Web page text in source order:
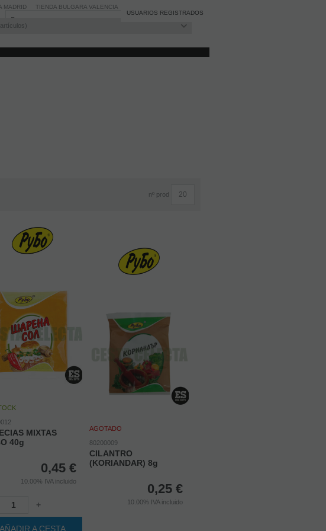
Registro/Iniciar sesión
artículos
USUARIOS REGISTRADOS
MADRID TIENDA BULGARA VALENCIA
nº prod
MIXTAS
40g
0,45 €
10.00% IVA incluido
+
AÑADIR A CESTA
AGOTADO
80200009
CILANTRO
(KORIANDAR) 8g
0,25 €
10.00% IVA incluido